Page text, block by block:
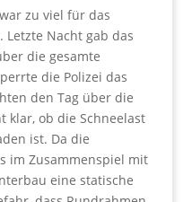
zu viel für das
Letzte Nacht gab das
die gesamte
die Polizei das
den Tag über die
klar, ob die Schneelast
ist. Da die
im Zusammenspiel mit
eine statische